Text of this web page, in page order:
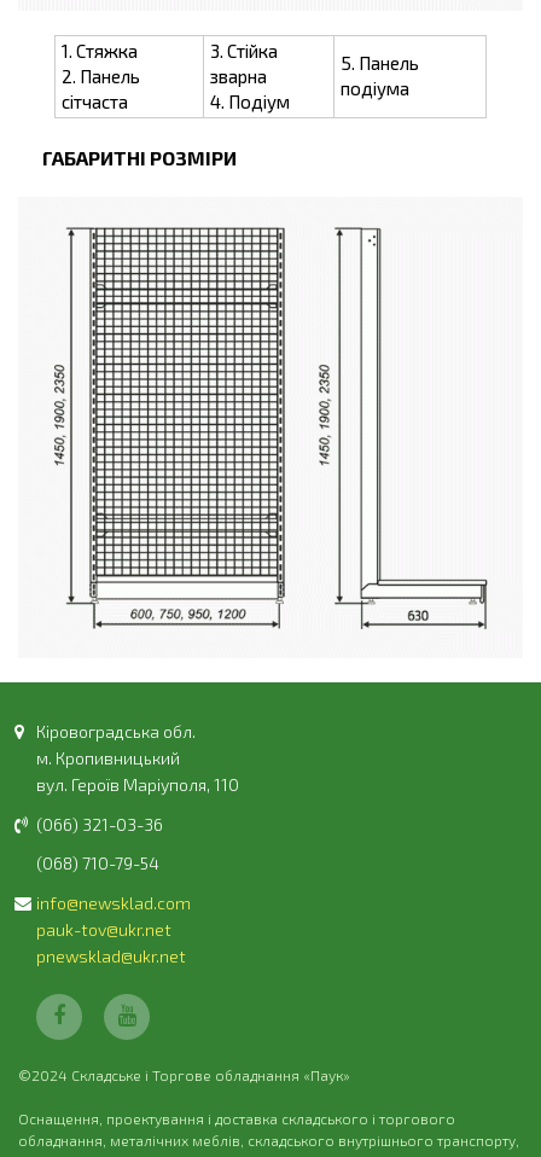
1. Стяжка
2. Панель
сітчаста
3. Стійка
зварна
4. Подіум
5. Панель
подіума
ГАБАРИТНІ РОЗМІРИ
Кіровоградська обл.
м. Кропивницький
вул. Героїв Маріуполя, 110
(066) 321-03-36
(068) 710-79-54
info@newsklad.com
pauk-tov@ukr.net
pnewsklad@ukr.net
©2024 Складське і Торгове обладнання «Паук»
Оснащення, проектування і доставка складського і торгового
обладнання, металічних меблів, складського внутрішнього транспорту,